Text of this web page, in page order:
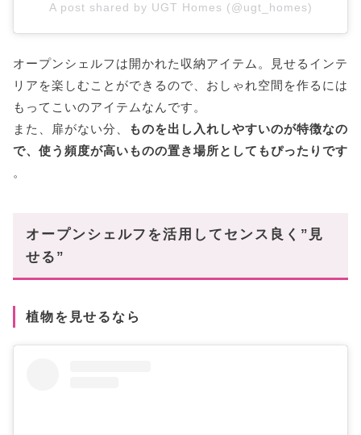
A post shared by UGT Homes (@ugt_homes)
オープンシェルフは開かれた収納アイテム。見せるインテ
リアを楽しむことができるので、おしゃれ空間を作るには
もってこいのアイテムなんです。
また、扉がない分、
ものを出し入れしやすいのが特徴なの
で、使う頻度が高いものの置き場所としてもぴったりです
。
オープンシェルフを活用してセンス良く”見
せる”
植物を見せるなら